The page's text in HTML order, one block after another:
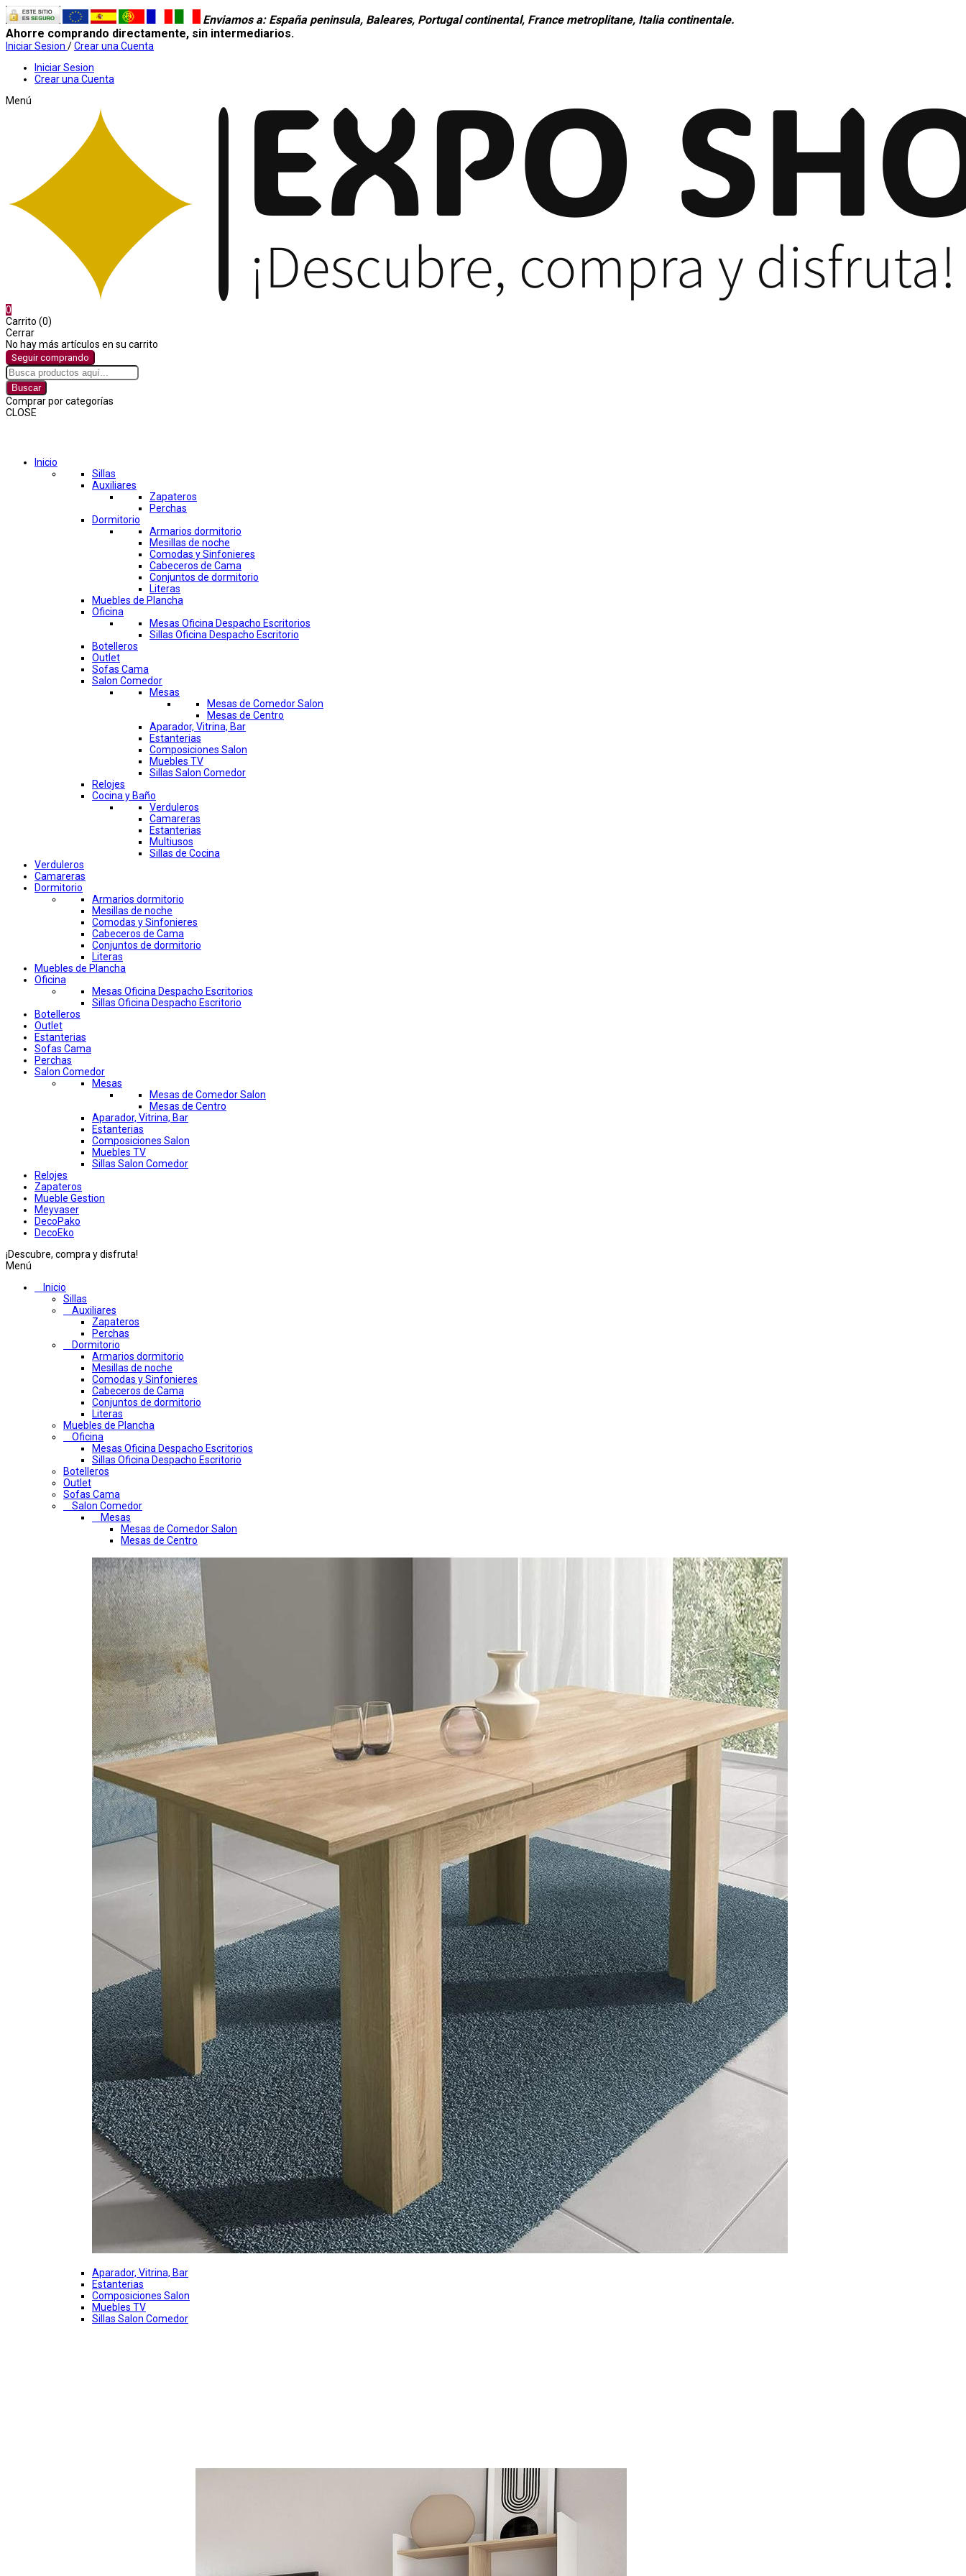
Enviamos a: España peninsula, Baleares, Portugal continental, France metroplitane, Italia continentale.
Ahorre comprando directamente, sin intermediarios.
Iniciar Sesion /Crear una Cuenta
Iniciar Sesion
Crear una Cuenta
Menú
0
Carrito (0)
Cerrar
No hay más artículos en su carrito
Seguir comprando
Buscar
Comprar por categorías
CLOSE
Inicio
Sillas
Auxiliares
Zapateros
Perchas
Dormitorio
Armarios dormitorio
Mesillas de noche
Comodas y Sinfonieres
Cabeceros de Cama
Conjuntos de dormitorio
Literas
Muebles de Plancha
Oficina
Mesas Oficina Despacho Escritorios
Sillas Oficina Despacho Escritorio
Botelleros
Outlet
Sofas Cama
Salon Comedor
Mesas
Mesas de Comedor Salon
Mesas de Centro
Aparador, Vitrina, Bar
Estanterias
Composiciones Salon
Muebles TV
Sillas Salon Comedor
Relojes
Cocina y Baño
Verduleros
Camareras
Estanterias
Multiusos
Sillas de Cocina
Verduleros
Camareras
Dormitorio
Armarios dormitorio
Mesillas de noche
Comodas y Sinfonieres
Cabeceros de Cama
Conjuntos de dormitorio
Literas
Muebles de Plancha
Oficina
Mesas Oficina Despacho Escritorios
Sillas Oficina Despacho Escritorio
Botelleros
Outlet
Estanterias
Sofas Cama
Perchas
Salon Comedor
Mesas
Mesas de Comedor Salon
Mesas de Centro
Aparador, Vitrina, Bar
Estanterias
Composiciones Salon
Muebles TV
Sillas Salon Comedor
Relojes
Zapateros
Mueble Gestion
Meyvaser
DecoPako
DecoEko
¡Descubre, compra y disfruta!
Menú
Inicio
Sillas
Auxiliares
Zapateros
Perchas
Dormitorio
Armarios dormitorio
Mesillas de noche
Comodas y Sinfonieres
Cabeceros de Cama
Conjuntos de dormitorio
Literas
Muebles de Plancha
Oficina
Mesas Oficina Despacho Escritorios
Sillas Oficina Despacho Escritorio
Botelleros
Outlet
Sofas Cama
Salon Comedor
Mesas
Mesas de Comedor Salon
Mesas de Centro
Aparador, Vitrina, Bar
Estanterias
Composiciones Salon
Muebles TV
Sillas Salon Comedor